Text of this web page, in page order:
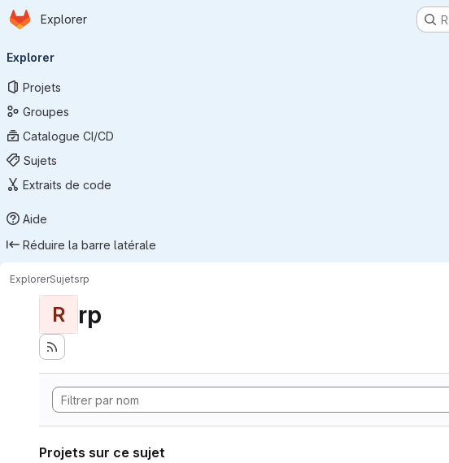
Passer au contenu principal
Page d'accueil
Explorer
principale
Explorer
Projets
Groupes
Catalogue CI/CD
Sujets
Extraits de code
Aide
Réduire la barre latérale
ExplorerSujetsrp
R rp
Projets sur ce sujet